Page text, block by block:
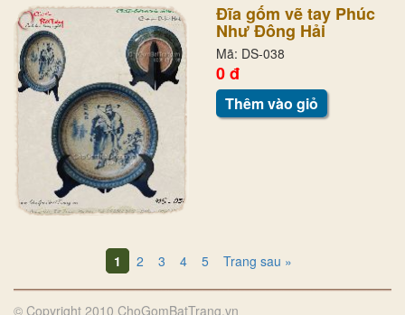
Đĩa gốm vẽ tay Phúc
Như Đông Hải
Mã: DS-038
0 đ
Thêm vào giỏ
1 2 3 4 5 Trang sau »
© Copyright 2010 ChoGomBatTrang.vn